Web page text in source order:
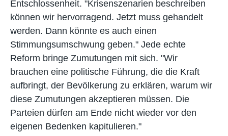
Entschlossenheit. "Krisenszenarien beschreiben
können wir hervorragend. Jetzt muss gehandelt
werden. Dann könnte es auch einen
Stimmungsumschwung geben." Jede echte
Reform bringe Zumutungen mit sich. "Wir
brauchen eine politische Führung, die die Kraft
aufbringt, der Bevölkerung zu erklären, warum wir
diese Zumutungen akzeptieren müssen. Die
Parteien dürfen am Ende nicht wieder vor den
eigenen Bedenken kapitulieren."